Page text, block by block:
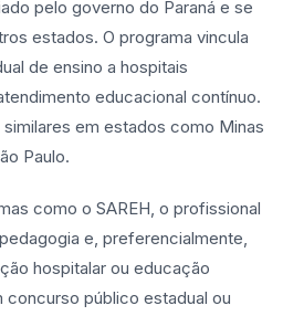
pelo governo do Paraná e se
estados. O programa vincula
de ensino a hospitais
educacional contínuo.
em estados como Minas
Paulo.
como o SAREH, o profissional
e, preferencialmente,
hospitalar ou educação
público estadual ou